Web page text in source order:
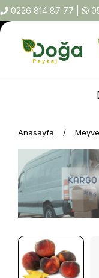
0226 814 87 77
Anasayfa